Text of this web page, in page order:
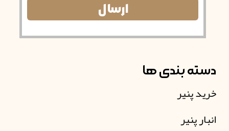
ارسال
دسته بندی ها
خرید پنیر
انبار پنیر